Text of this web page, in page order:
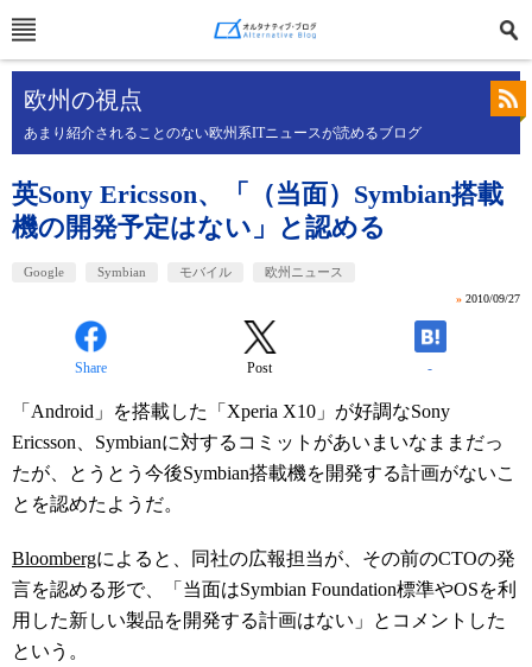
欧州の視点
あまり紹介されることのない欧州系ITニュースが読めるブログ
英Sony Ericsson、「（当面）Symbian搭載
機の開発予定はない」と認める
Google Symbian モバイル 欧州ニュース
» 2010/09/27
Share Post -
「Android」を搭載した「Xperia X10」が好調なSony
Ericsson、Symbianに対するコミットがあいまいなままだっ
たが、とうとう今後Symbian搭載機を開発する計画がないこ
とを認めたようだ。
Bloombergによると、同社の広報担当が、その前のCTOの発
言を認める形で、「当面はSymbian Foundation標準やOSを利
用した新しい製品を開発する計画はない」とコメントした
という。